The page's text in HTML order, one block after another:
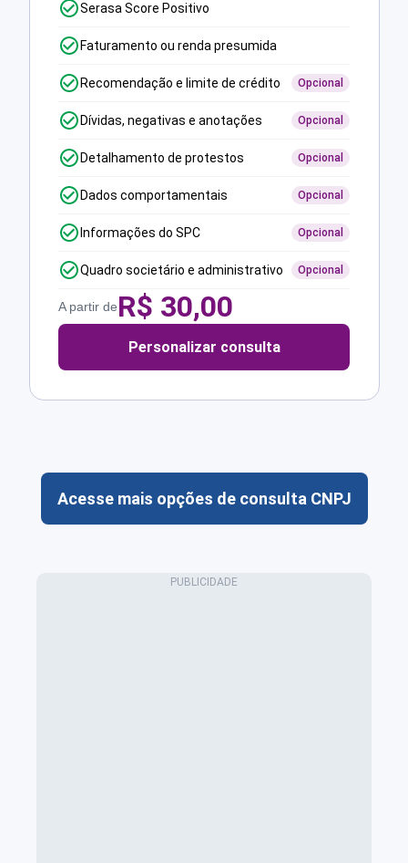
Serasa Score Positivo
Faturamento ou renda presumida
Recomendação e limite de crédito Opcional
Dívidas, negativas e anotações Opcional
Detalhamento de protestos Opcional
Dados comportamentais Opcional
Informações do SPC Opcional
Quadro societário e administrativo Opcional
A partir deR$ 30,00
Personalizar consulta
Acesse mais opções de consulta CNPJ